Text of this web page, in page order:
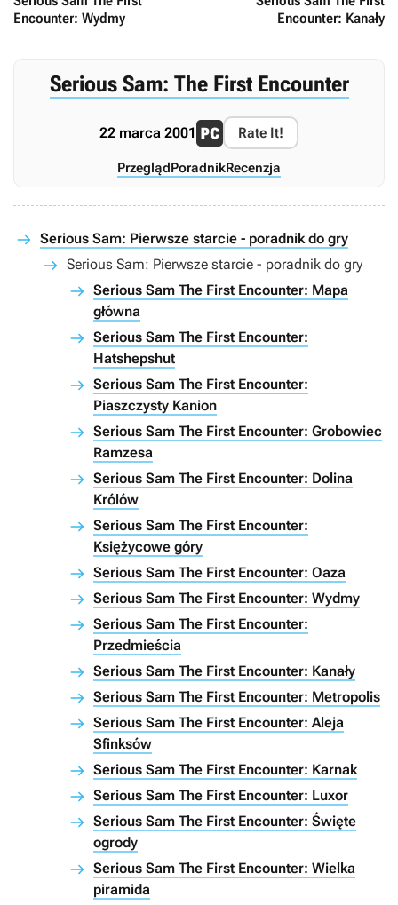
Encounter: Wydmy
Encounter: Kanały
Serious Sam: The First Encounter
22 marca 2001 Rate It!
PrzeglądPoradnikRecenzja
Serious Sam: Pierwsze starcie - poradnik do gry
Serious Sam: Pierwsze starcie - poradnik do gry
Serious Sam The First Encounter: Mapa
główna
Serious Sam The First Encounter:
Hatshepshut
Serious Sam The First Encounter:
Piaszczysty Kanion
Serious Sam The First Encounter: Grobowiec
Ramzesa
Serious Sam The First Encounter: Dolina
Królów
Serious Sam The First Encounter:
Księżycowe góry
Serious Sam The First Encounter: Oaza
Serious Sam The First Encounter: Wydmy
Serious Sam The First Encounter:
Przedmieścia
Serious Sam The First Encounter: Kanały
Serious Sam The First Encounter: Metropolis
Serious Sam The First Encounter: Aleja
Sfinksów
Serious Sam The First Encounter: Karnak
Serious Sam The First Encounter: Luxor
Serious Sam The First Encounter: Święte
ogrody
Serious Sam The First Encounter: Wielka
piramida